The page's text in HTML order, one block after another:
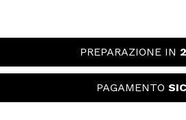
PREPARAZIONE IN
PAGAMENTO